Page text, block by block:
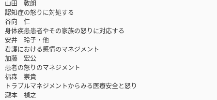
山田 敦朗
認知症の怒りに対処する
谷向 仁
身体疾患患者やその家族の怒りに対応する
安井 玲子・他
看護における感情のマネジメント
加藤 宏公
患者の怒りのマネジメント
福森 崇貴
トラブルマネジメントからみる医療安全と怒り
瀧本 禎之